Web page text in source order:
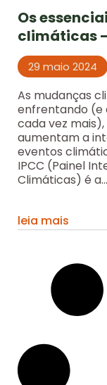
Os
climáticas
29 maio 2024
As mudanças
enfrentando (e
cada vez
aumentam a
eventos
IPCC (Painel
Climáticas) é a...
leia mais